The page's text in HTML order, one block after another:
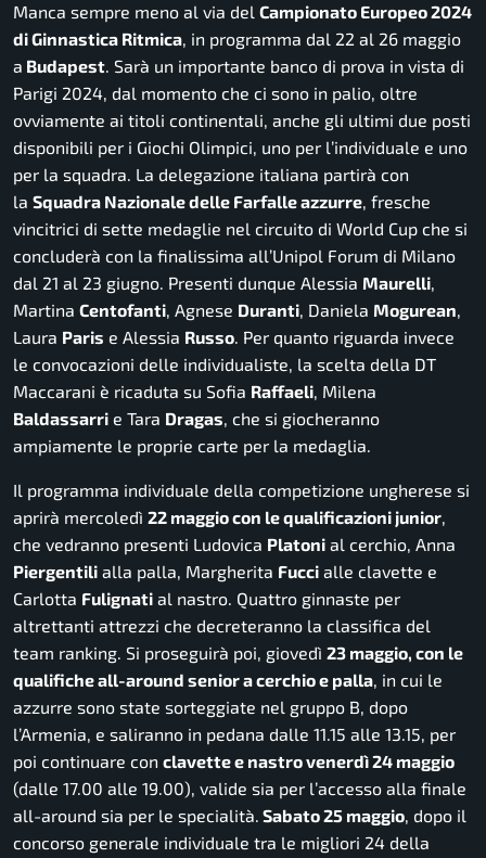
Manca sempre meno al via del Campionato Europeo 2024
di Ginnastica Ritmica, in programma dal 22 al 26 maggio
a Budapest. Sarà un importante banco di prova in vista di
Parigi 2024, dal momento che ci sono in palio, oltre
ovviamente ai titoli continentali, anche gli ultimi due posti
disponibili per i Giochi Olimpici, uno per l’individuale e uno
per la squadra. La delegazione italiana partirà con
la Squadra Nazionale delle Farfalle azzurre, fresche
vincitrici di sette medaglie nel circuito di World Cup che si
concluderà con la finalissima all’Unipol Forum di Milano
dal 21 al 23 giugno. Presenti dunque Alessia Maurelli,
Martina Centofanti, Agnese Duranti, Daniela Mogurean,
Laura Paris e Alessia Russo. Per quanto riguarda invece
le convocazioni delle individualiste, la scelta della DT
Maccarani è ricaduta su Sofia Raffaeli, Milena
Baldassarri e Tara Dragas, che si giocheranno
ampiamente le proprie carte per la medaglia.
Il programma individuale della competizione ungherese si
aprirà mercoledì 22 maggio con le qualificazioni junior,
che vedranno presenti Ludovica Platoni al cerchio, Anna
Piergentili alla palla, Margherita Fucci alle clavette e
Carlotta Fulignati al nastro. Quattro ginnaste per
altrettanti attrezzi che decreteranno la classifica del
team ranking. Si proseguirà poi, giovedì 23 maggio, con le
qualifiche all-around senior a cerchio e palla, in cui le
azzurre sono state sorteggiate nel gruppo B, dopo
l’Armenia, e saliranno in pedana dalle 11.15 alle 13.15, per
poi continuare con clavette e nastro venerdì 24 maggio
(dalle 17.00 alle 19.00), valide sia per l’accesso alla finale
all-around sia per le specialità. Sabato 25 maggio, dopo il
concorso generale individuale tra le migliori 24 della